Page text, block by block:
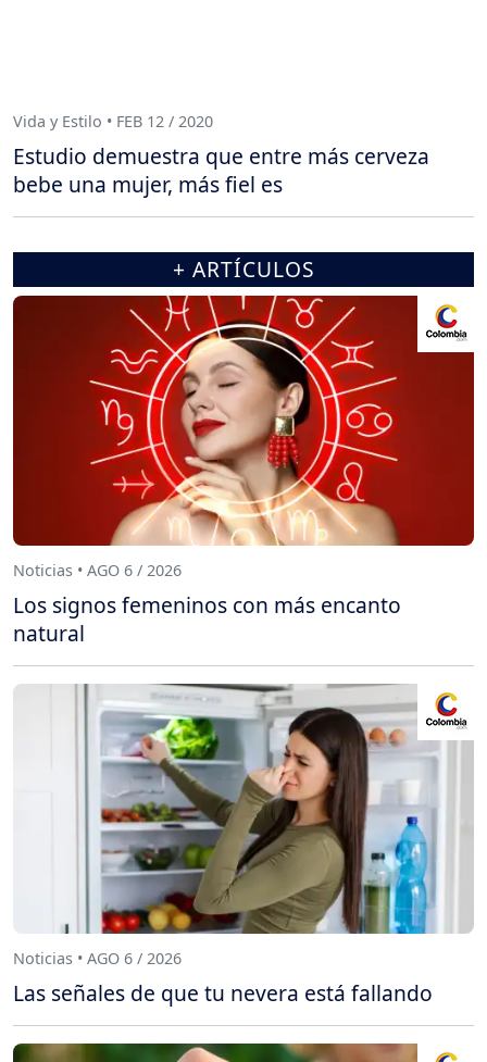
Vida y Estilo • FEB 12 / 2020
Estudio demuestra que entre más cerveza
bebe una mujer, más fiel es
+ ARTÍCULOS
Noticias • AGO 6 / 2026
Los signos femeninos con más encanto
natural
Noticias • AGO 6 / 2026
Las señales de que tu nevera está fallando